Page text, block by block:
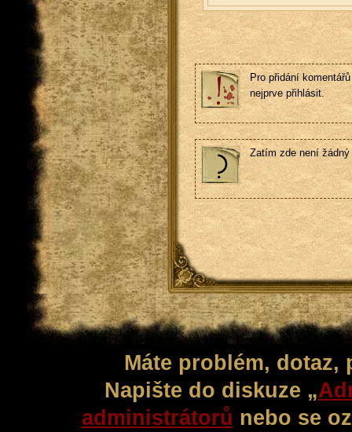
Pro přidání
nejprve přihlásit.
Zatím zde není žádný
Máte problém,
Napište do diskuze „
administrátorů nebo se